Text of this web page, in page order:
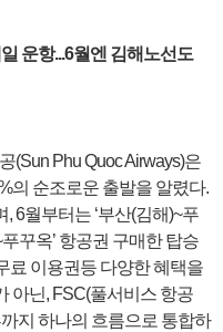
운항...6월엔 김해노선도
(Sun Phu Quoc Airways)은
의 순조로운 출발을 알렸다.
, 6월부터는 ‘부산(김해)~푸
꾸옥’ 항공권 구매한 탑승
료 이용권등 다양한 혜택을
아닌, FSC(풀서비스 항공
지 하나의 흐름으로 통합하